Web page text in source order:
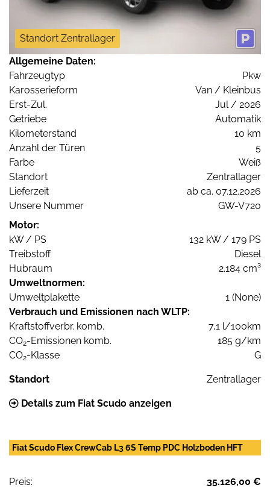
Standort Zentrallager
Allgemeine Daten:
Fahrzeugtyp
Pkw
Karosserieform
Van / Kleinbus
Erst-Zul.
Jul / 2026
Getriebe
Automatik
Kilometerstand
10 km
Anzahl der Türen
5
Farbe
Weiß
Standort
Zentrallager
Lieferzeit
ab ca. 07.12.2026
Unsere Nummer
GW-V720
Motor:
kW / PS
132 kW / 179 PS
Treibstoff
Diesel
Hubraum
2.184 cm³
Umweltnormen:
Umweltplakette
1 (None)
Verbrauch und Emissionen nach WLTP:
Kraftstoffverbr. komb.
7,1 l/100km
CO2-Emissionen komb.
185 g/km
CO2-Klasse G
Standort Zentrallager
Details zum Fiat Scudo anzeigen
Fiat Scudo Flex CrewCab L3 6S Temp PDC Holzboden HFT
Preis:
35.126,00 €